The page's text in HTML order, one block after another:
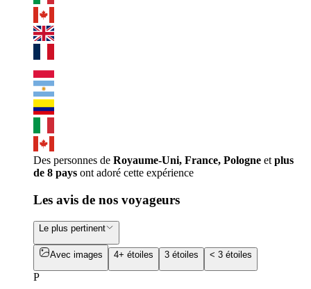
Des personnes de Royaume-Uni, France, Pologne et plus
de 8 pays ont adoré cette expérience
Les avis de nos voyageurs
Le plus pertinent
Avec images 4+ étoiles 3 étoiles < 3 étoiles
P